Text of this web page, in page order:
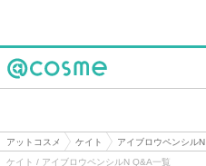
アットコスメ ケイト アイブロウペンシルN
ケイト / アイブロウペンシルN Q&A一覧